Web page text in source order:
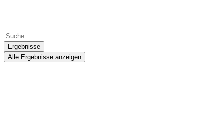
Ergebnisse
Alle Ergebnisse anzeigen